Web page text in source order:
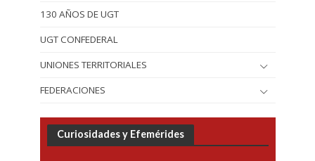
130 AÑOS DE UGT
UGT CONFEDERAL
UNIONES TERRITORIALES
FEDERACIONES
Curiosidades y Efemérides